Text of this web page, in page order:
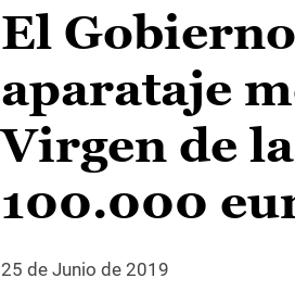
El
aparataje
Virgen de
100.000
25 de Junio de 2019